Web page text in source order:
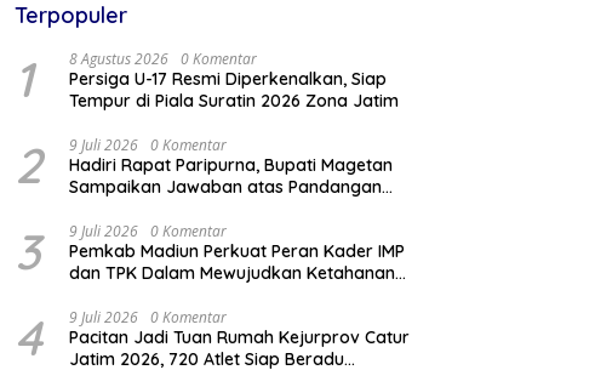
Terpopuler
1 8 Agustus 2026 0 Komentar
Persiga U-17 Resmi Diperkenalkan, Siap
Tempur di Piala Suratin 2026 Zona Jatim
2 9 Juli 2026 0 Komentar
Hadiri Rapat Paripurna, Bupati Magetan
Sampaikan Jawaban atas Pandangan
3 9 Juli 2026 0 Komentar
Pemkab Madiun Perkuat Peran Kader IMP
dan TPK Dalam Mewujudkan Ketahanan
4 9 Juli 2026 0 Komentar
Pacitan Jadi Tuan Rumah Kejurprov Catur
Jatim 2026, 720 Atlet Siap Beradu